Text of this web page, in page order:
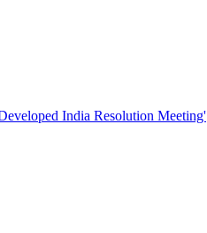
India Resolution Meeting'